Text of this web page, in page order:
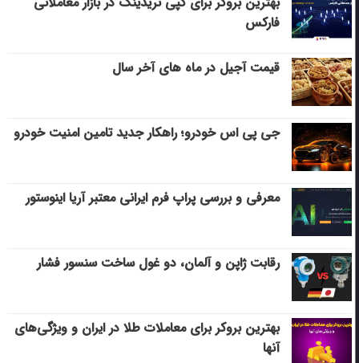
فارکس
قیمت آجیل در ماه های آخر سال
جی پی اس خودرو؛ راهکار جدید تامین امنیت خودرو
معرفی و بررسی پراپ فرم ایرانی معتبر آریا اینوستور
رقابت ژاپن و آلمان، دو غول ساخت سنسور فشار
بهترین بروکر برای معاملات طلا در ایران و ویژگی‌های
آنها